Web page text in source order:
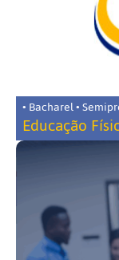
• Bacharel •
Educação